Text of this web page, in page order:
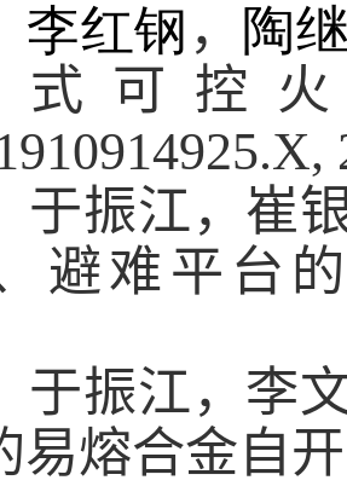
李红钢 ，
陶
式可控
于振江，崔
避难平台
于振江，李
易熔合金自